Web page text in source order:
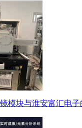
模块与淮安富汇电子